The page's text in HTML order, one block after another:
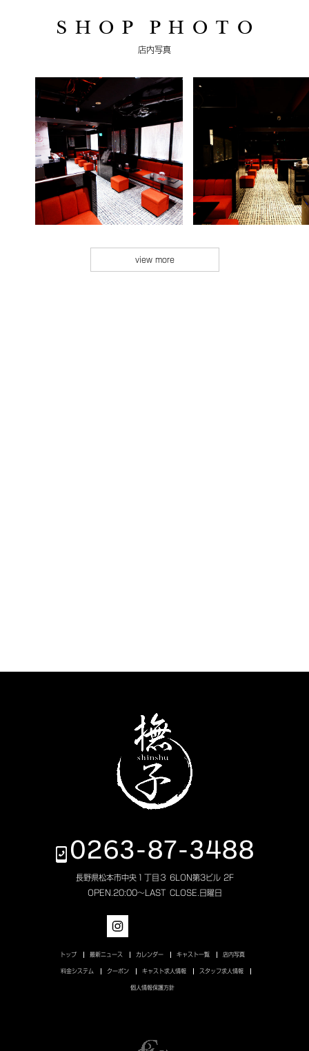
S H O P P H O T O
店内写真
view more
0263-87-3488
長野県松本市中央１丁目３ 6LON第3ビル 2F
OPEN. 20:00～LAST CLOSE. 日曜日
トップ 最新ニュース カレンダー キャスト一覧 店内写真
料金システム クーポン キャスト求人情報 スタッフ求人情報
個人情報保護方針